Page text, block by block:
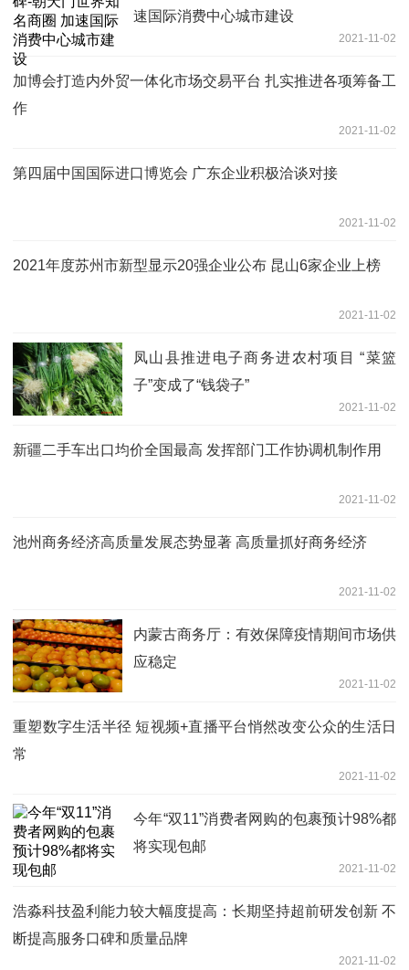
速国际消费中心城市建设
2021-11-02
加博会打造内外贸一体化市场交易平台 扎实推进各项筹备工
作
2021-11-02
第四届中国国际进口博览会 广东企业积极洽谈对接
2021-11-02
2021年度苏州市新型显示20强企业公布 昆山6家企业上榜
2021-11-02
凤山县推进电子商务进农村项目 “菜篮
子”变成了“钱袋子”
2021-11-02
新疆二手车出口均价全国最高 发挥部门工作协调机制作用
2021-11-02
池州商务经济高质量发展态势显著 高质量抓好商务经济
2021-11-02
内蒙古商务厅：有效保障疫情期间市场供
应稳定
2021-11-02
重塑数字生活半径 短视频+直播平台悄然改变公众的生活日
常
2021-11-02
今年“双11”消费者网购的包裹预计98%都
将实现包邮
2021-11-02
浩淼科技盈利能力较大幅度提高：长期坚持超前研发创新 不
断提高服务口碑和质量品牌
2021-11-02